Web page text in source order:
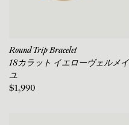
Round Trip Bracelet
18カラット イエローヴェルメイ
ユ
$1,990